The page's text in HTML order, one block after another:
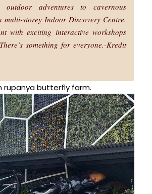
outdoor adventures to cavernous
multi-storey Indoor Discovery Centre.
with exciting interactive workshops
something for everyone.-Kredit
rupanya butterfly farm.